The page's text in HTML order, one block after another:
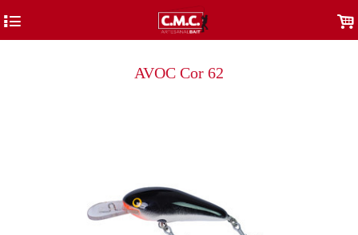
4 .
AVOC Cor 62